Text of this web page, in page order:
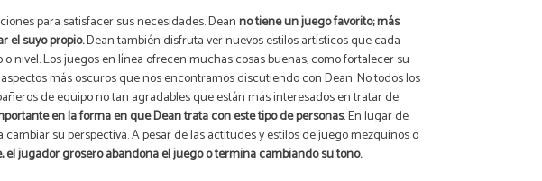
para satisfacer sus necesidades. Deanno tiene un juego favorito; más
el suyo propio.Dean también disfruta ver nuevos estilos artísticos que cada
Los juegos en línea ofrecen muchas cosas buenas, como fortalecer su
más oscuros que nos encontramos discutiendo con Dean. No todos los
de equipo no tan agradables que están más interesados en tratar de
en la forma en que Dean trata con este tipo de personas. En lugar de
su perspectiva. A pesar de las actitudes y estilos de juego mezquinos o
jugador grosero abandona el juego o termina cambiando su tono.